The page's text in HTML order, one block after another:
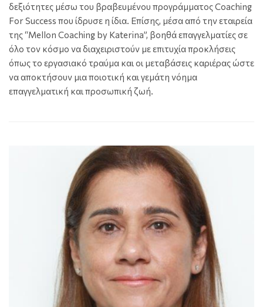
δεξιότητες μέσω του βραβευμένου προγράμματος Coaching
For Success που ίδρυσε η ίδια. Επίσης, μέσα από την εταιρεία
της “Mellon Coaching by Katerina”, βοηθά επαγγελματίες σε
όλο τον κόσμο να διαχειριστούν με επιτυχία προκλήσεις
όπως το εργασιακό τραύμα και οι μεταβάσεις καριέρας ώστε
να αποκτήσουν μια ποιοτική και γεμάτη νόημα
επαγγελματική και προσωπική ζωή.